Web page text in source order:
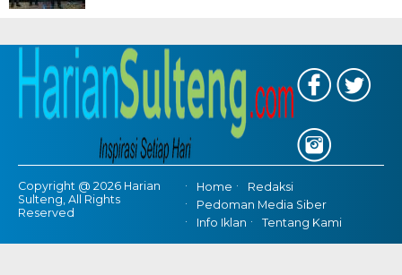
Copyright @ 2026 Harian
Sulteng, All Rights
Reserved
Home
Redaksi
Pedoman Media Siber
Info Iklan
Tentang Kami